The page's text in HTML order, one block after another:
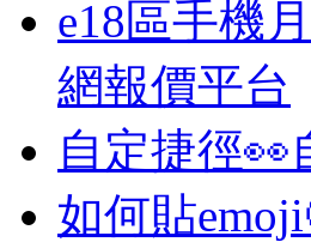
e18區手機
網報價平台
自定捷徑👀
如何貼